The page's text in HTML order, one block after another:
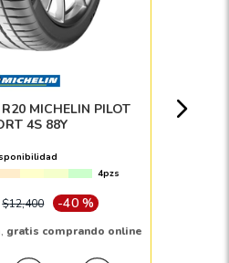
MICHELIN PILOT
4S 88Y
4pzs
$12,400 -40 %
gratis comprando online